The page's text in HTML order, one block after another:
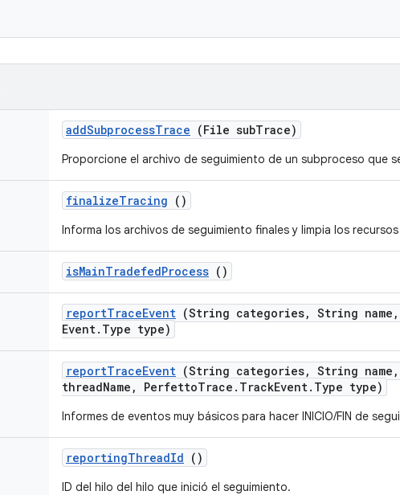
addSubprocessTrace (File subTrace)
Proporcione el archivo de seguimiento de un subproceso que
finalizeTracing ()
Informa los archivos de seguimiento finales y limpia los
isMainTradefedProcess ()
reportTraceEvent (String categories, String name ,
Event. Type type)
reportTraceEvent (String categories, String name ,
threadName , PerfettoTrace . TrackEvent. Type type)
Informes de eventos muy básicos para hacer INICIO/FIN de
reportingThreadId ()
ID del hilo del hilo que inició el seguimiento.